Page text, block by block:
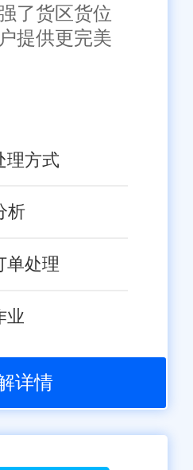
了货区货位
提供更完美
理方式
析
单处理
业
详情